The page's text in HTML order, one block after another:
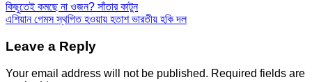
কিছুতেই কমছে না ওজন? সাঁতার কাটুন
এশিয়ান গেমস স্থগিত হওয়ায় হতাশ ভারতীয় হকি দল
Leave a Reply
Your email address will not be published. Required fields are